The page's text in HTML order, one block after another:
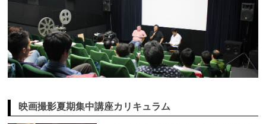
映画撮影夏期集中講座カリキュラム